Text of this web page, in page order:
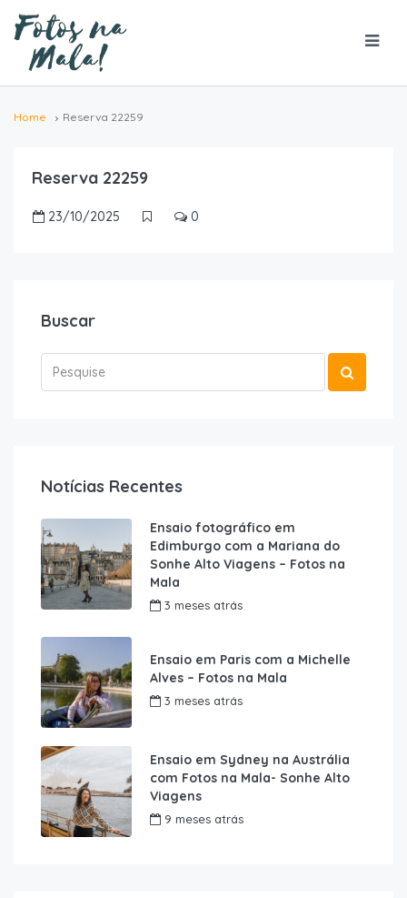
Home Reserva 22259
Reserva 22259
23/10/2025 0
Buscar
Notícias Recentes
Ensaio fotográfico em
Edimburgo com a Mariana do
Sonhe Alto Viagens – Fotos na
Mala
3 meses atrás
Ensaio em Paris com a Michelle
Alves – Fotos na Mala
3 meses atrás
Ensaio em Sydney na Austrália
com Fotos na Mala- Sonhe Alto
Viagens
9 meses atrás